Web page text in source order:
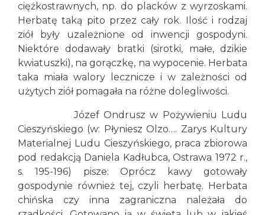
ciężkostrawnych, np. do placków z wyrzoskami.
Herbatę taką pito przez cały rok. Ilość i rodzaj
ziół były uzależnione od inwencji gospodyni.
Niektóre dodawały bratki (sirotki, małe, dzikie
kwiatuszki), na gorączkę, na wypocenie. Herbata
taka miała walory lecznicze i w zależności od
użytych ziół pomagała na różne dolegliwości.
Józef Ondrusz w Pożywieniu Ludu
Cieszyńskiego (w: Płyniesz Olzo…. Zarys Kultury
Materialnej Ludu Cieszyńskiego, praca zbiorowa
pod redakcją Daniela Kadłubca, Ostrawa 1972 r.,
s. 195-196) pisze: Oprócz kawy gotowały
gospodynie również tej, czyli herbatę. Herbata
chińska czy inna zagraniczna należała do